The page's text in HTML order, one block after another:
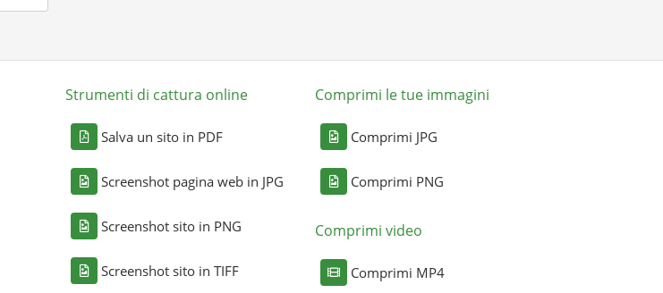
Strumenti di cattura online
Salva un sito in PDF
Screenshot pagina web in JPG
Screenshot sito in PNG
Screenshot sito in TIFF
Comprimi le tue immagini
Comprimi JPG
Comprimi PNG
Comprimi video
Comprimi MP4